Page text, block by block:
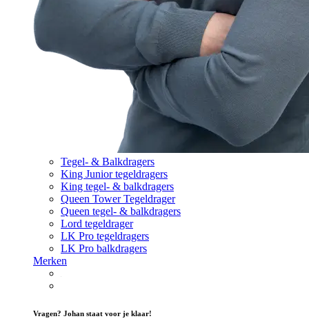
Tegel- & Balkdragers
King Junior tegeldragers
King tegel- & balkdragers
Queen Tower Tegeldrager
Queen tegel- & balkdragers
Lord tegeldrager
LK Pro tegeldragers
LK Pro balkdragers
Merken
Vragen? Johan staat voor je klaar!